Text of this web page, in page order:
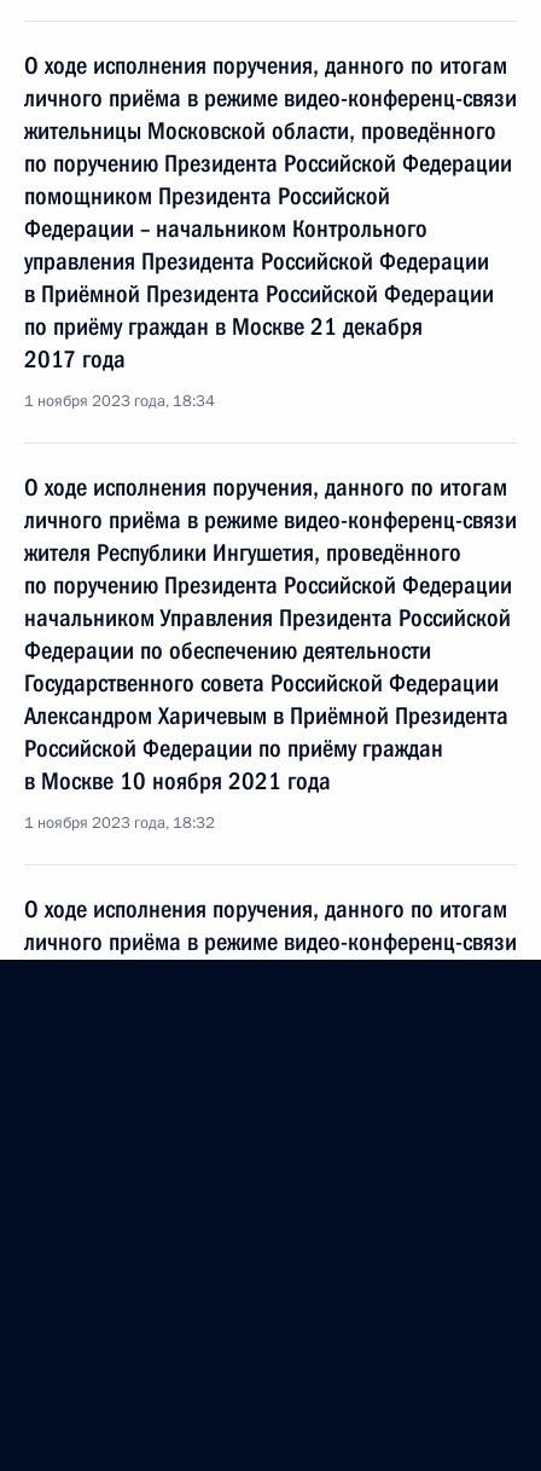
О ходе исполнения поручения, данного по итогам
личного приёма в режиме видео-конференц-связи
жительницы Московской области, проведённого
по поручению Президента Российской Федерации
помощником Президента Российской
Федерации – начальником Контрольного
управления Президента Российской Федерации
в Приёмной Президента Российской Федерации
по приёму граждан в Москве 21 декабря
2017 года
1 ноября 2023 года, 18:34
О ходе исполнения поручения, данного по итогам
личного приёма в режиме видео-конференц-связи
жителя Республики Ингушетия, проведённого
по поручению Президента Российской Федерации
начальником Управления Президента Российской
Федерации по обеспечению деятельности
Государственного совета Российской Федерации
Александром Харичевым в Приёмной Президента
Российской Федерации по приёму граждан
в Москве 10 ноября 2021 года
1 ноября 2023 года, 18:32
О ходе исполнения поручения, данного по итогам
личного приёма в режиме видео-конференц-связи